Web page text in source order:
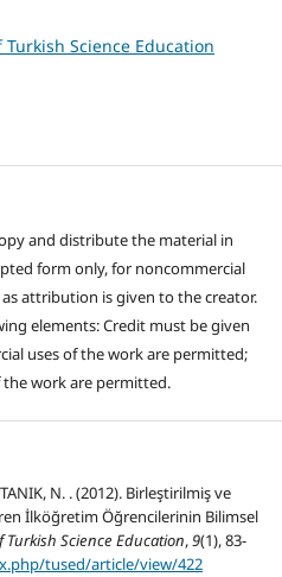
Turkish Science Education
and distribute the material in
form only, for noncommercial
attribution is given to the creator.
elements: Credit must be given
uses of the work are permitted;
work are permitted.
N. . (2012). Birleştirilmiş ve
İlköğretim Öğrencilerinin Bilimsel
Turkish Science Education,9(1), 83-
tused/article/view/422